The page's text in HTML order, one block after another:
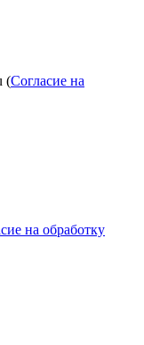
(Согласие на
на обработку